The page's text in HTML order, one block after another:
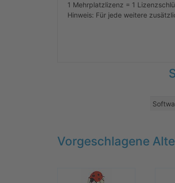
1 Mehrplatzlizenz = 1
Hinweis: Für jede weitere
Vorgeschlagene